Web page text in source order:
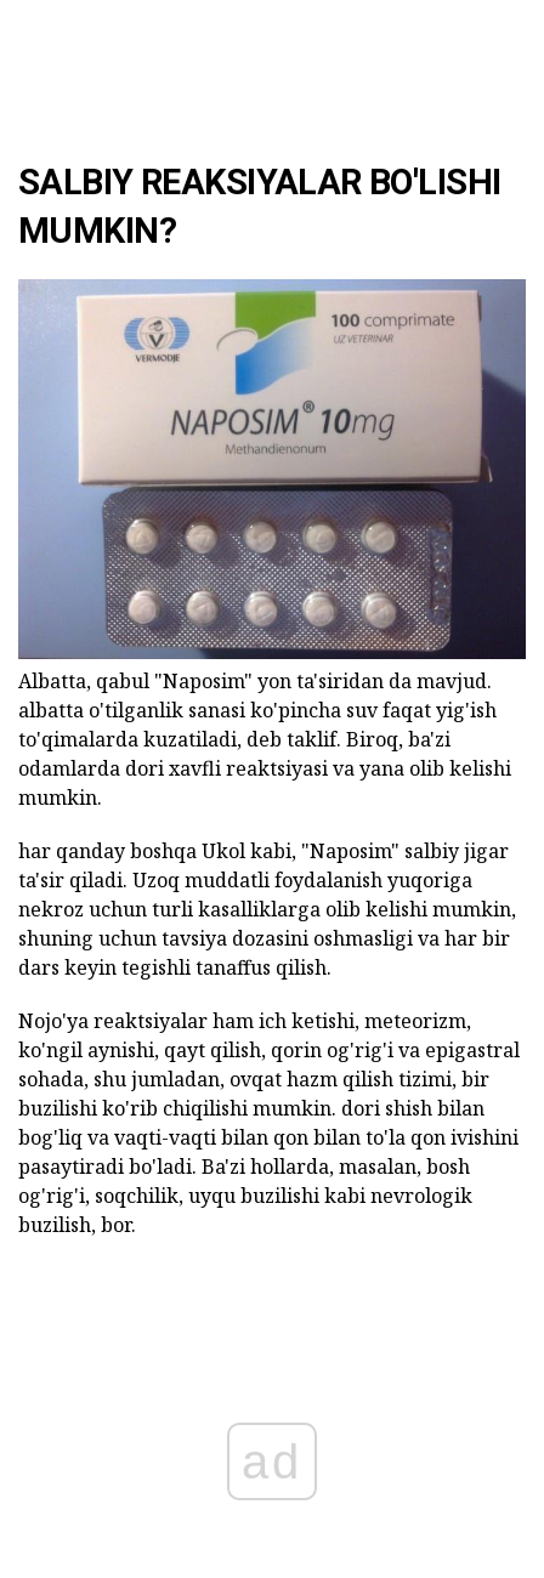
SALBIY REAKSIYALAR BO'LISHI
MUMKIN?
Albatta, qabul "Naposim" yon ta'siridan da mavjud.
albatta o'tilganlik sanasi ko'pincha suv faqat yig'ish
to'qimalarda kuzatiladi, deb taklif. Biroq, ba'zi
odamlarda dori xavfli reaktsiyasi va yana olib kelishi
mumkin.
har qanday boshqa Ukol kabi, "Naposim" salbiy jigar
ta'sir qiladi. Uzoq muddatli foydalanish yuqoriga
nekroz uchun turli kasalliklarga olib kelishi mumkin,
shuning uchun tavsiya dozasini oshmasligi va har bir
dars keyin tegishli tanaffus qilish.
Nojo'ya reaktsiyalar ham ich ketishi, meteorizm,
ko'ngil aynishi, qayt qilish, qorin og'rig'i va epigastral
sohada, shu jumladan, ovqat hazm qilish tizimi, bir
buzilishi ko'rib chiqilishi mumkin. dori shish bilan
bog'liq va vaqti-vaqti bilan qon bilan to'la qon ivishini
pasaytiradi bo'ladi. Ba'zi hollarda, masalan, bosh
og'rig'i, soqchilik, uyqu buzilishi kabi nevrologik
buzilish, bor.
ad